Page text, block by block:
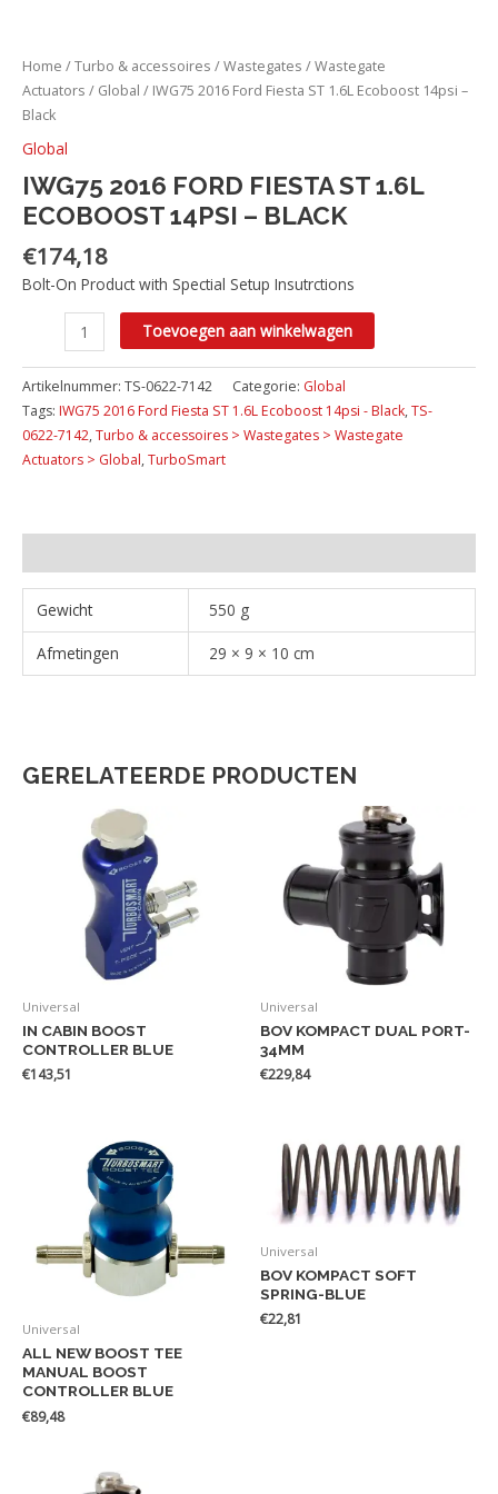
Home /Turbo & accessoires /Wastegates /Wastegate
Actuators / Global / IWG75 2016 Ford Fiesta ST 1.6L Ecoboost 14psi –
Black
Global
IWG75 2016 FORD FIESTA ST 1.6L
ECOBOOST 14PSI – BLACK
€174,18
Bolt-On Product with Spectial Setup Insutrctions
Toevoegen aan winkelwagen
Artikelnummer: TS-0622-7142 Categorie: Global
Tags: IWG75 2016 Ford Fiesta ST 1.6L Ecoboost 14psi - Black,TS-
0622-7142,Turbo & accessoires > Wastegates > Wastegate
Actuators > Global,TurboSmart
Gewicht 550 g
Afmetingen 29 × 9 × 10 cm
GERELATEERDE PRODUCTEN
Universal
IN CABIN BOOST
CONTROLLER BLUE
€143,51
Universal
BOV KOMPACT DUAL PORT-
34MM
€229,84
Universal
ALL NEW BOOST TEE
MANUAL BOOST
CONTROLLER BLUE
€89,48
Universal
BOV KOMPACT SOFT
SPRING-BLUE
€22,81